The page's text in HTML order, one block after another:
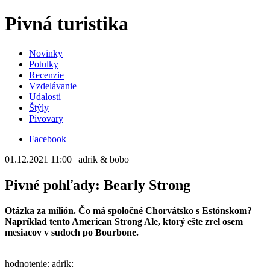
Pivná turistika
Novinky
Potulky
Recenzie
Vzdelávanie
Udalosti
Štýly
Pivovary
Facebook
01.12.2021 11:00 | adrik & bobo
Pivné pohľady: Bearly Strong
Otázka za milión. Čo má spoločné Chorvátsko s Estónskom?
Napríklad tento American Strong Ale, ktorý ešte zrel osem
mesiacov v sudoch po Bourbone.
hodnotenie: adrik: